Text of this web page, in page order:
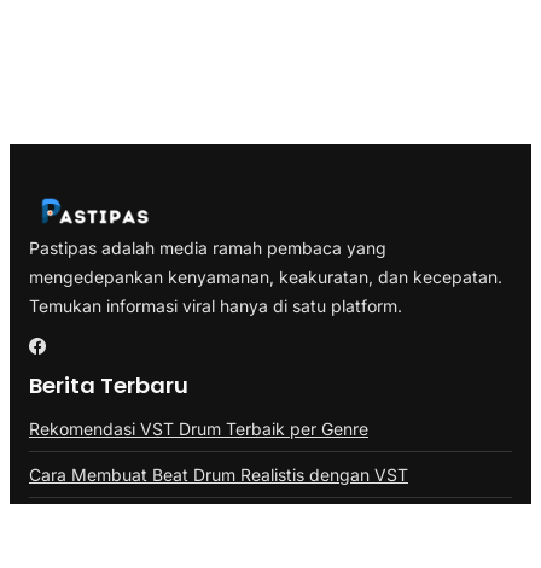
Pastipas adalah media ramah pembaca yang
mengedepankan kenyamanan, keakuratan, dan kecepatan.
Temukan informasi viral hanya di satu platform.
Berita Terbaru
Rekomendasi VST Drum Terbaik per Genre
Cara Membuat Beat Drum Realistis dengan VST